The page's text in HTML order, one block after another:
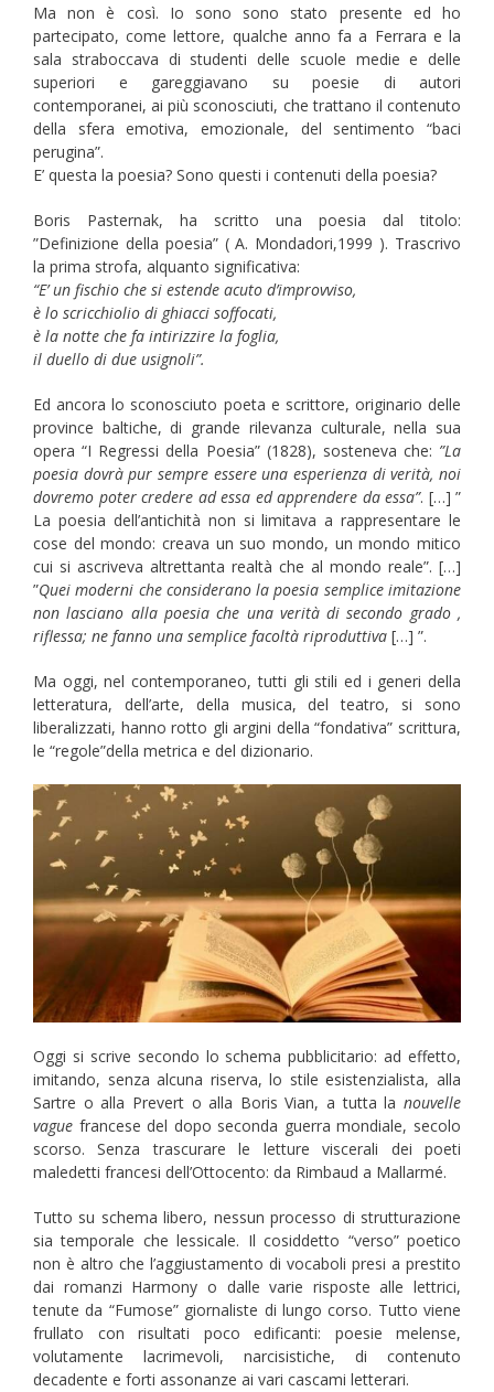
Ma non è così. Io sono sono stato presente ed ho
partecipato, come lettore, qualche anno fa a Ferrara e la
sala straboccava di studenti delle scuole medie e delle
superiori e gareggiavano su poesie di autori
contemporanei, ai più sconosciuti, che trattano il contenuto
della sfera emotiva, emozionale, del sentimento “baci
perugina”.
E’ questa la poesia? Sono questi i contenuti della poesia?
Boris Pasternak, ha scritto una poesia dal titolo:
”Definizione della poesia” ( A. Mondadori,1999 ). Trascrivo
la prima strofa, alquanto significativa:
“E’ un fischio che si estende acuto d’improvviso,
è lo scricchiolio di ghiacci soffocati,
è la notte che fa intirizzire la foglia,
il duello di due usignoli”.
Ed ancora lo sconosciuto poeta e scrittore, originario delle
province baltiche, di grande rilevanza culturale, nella sua
opera “I Regressi della Poesia” (1828), sosteneva che: ”La
poesia dovrà pur sempre essere una esperienza di verità, noi
dovremo poter credere ad essa ed apprendere da essa”. […] ”
La poesia dell’antichità non si limitava a rappresentare le
cose del mondo: creava un suo mondo, un mondo mitico
cui si ascriveva altrettanta realtà che al mondo reale”. […]
”Quei moderni che considerano la poesia semplice imitazione
non lasciano alla poesia che una verità di secondo grado ,
riflessa; ne fanno una semplice facoltà riproduttiva […] ”.
Ma oggi, nel contemporaneo, tutti gli stili ed i generi della
letteratura, dell’arte, della musica, del teatro, si sono
liberalizzati, hanno rotto gli argini della “fondativa” scrittura,
le “regole”della metrica e del dizionario.
Oggi si scrive secondo lo schema pubblicitario: ad effetto,
imitando, senza alcuna riserva, lo stile esistenzialista, alla
Sartre o alla Prevert o alla Boris Vian, a tutta la nouvelle
vague francese del dopo seconda guerra mondiale, secolo
scorso. Senza trascurare le letture viscerali dei poeti
maledetti francesi dell’Ottocento: da Rimbaud a Mallarmé.
Tutto su schema libero, nessun processo di strutturazione
sia temporale che lessicale. Il cosiddetto “verso” poetico
non è altro che l’aggiustamento di vocaboli presi a prestito
dai romanzi Harmony o dalle varie risposte alle lettrici,
tenute da “Fumose” giornaliste di lungo corso. Tutto viene
frullato con risultati poco edificanti: poesie melense,
volutamente lacrimevoli, narcisistiche, di contenuto
decadente e forti assonanze ai vari cascami letterari.